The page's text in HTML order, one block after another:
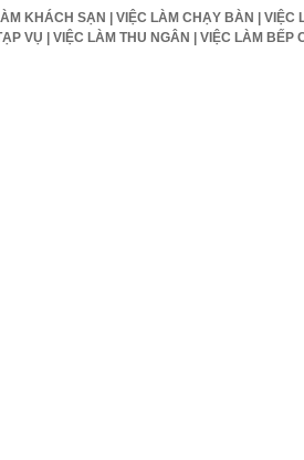
KHÁCH SẠN | VIỆC LÀM CHẠY BÀN | VIỆC
VỤ | VIỆC LÀM THU NGÂN | VIỆC LÀM BẾP